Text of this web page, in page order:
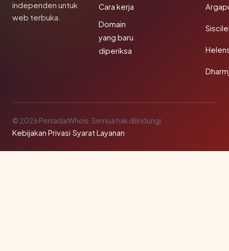
independen untuk
web terbuka.
Cara kerja
Domain
yang baru
diperiksa
© 2026 PersadarWhois. Semua hak dilindungi.
Kebijakan Privasi·Syarat Layanan